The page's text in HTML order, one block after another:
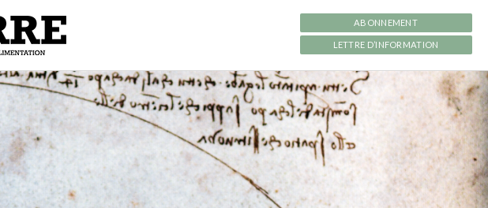
ABONNEMENT
LETTRE D’INFORMATION